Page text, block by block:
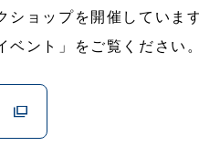
ョップを開催しています
ント」をご覧ください。